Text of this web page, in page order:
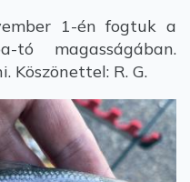
1-én fogtuk a
magasságában.
Köszönettel: R. G.